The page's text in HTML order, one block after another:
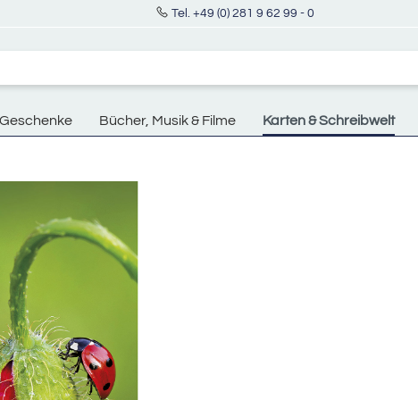
Tel. +49 (0) 281 9 62 99 - 0
Geschenke Bücher, Musik & Filme Karten & Schreibwelt